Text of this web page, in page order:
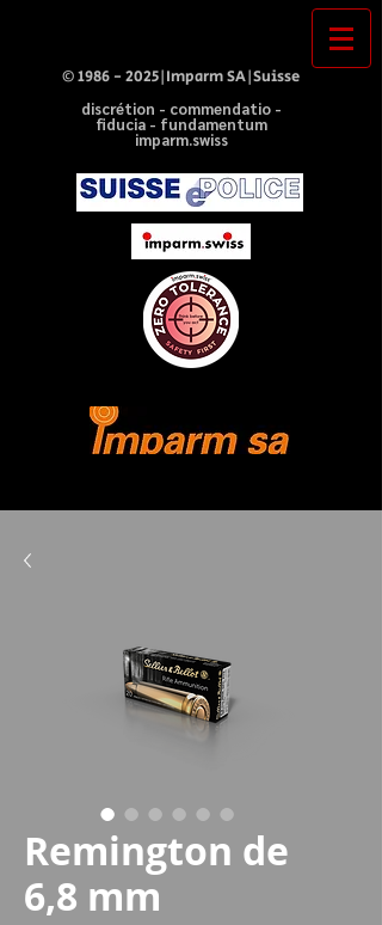
©1986 - 2025|Imparm SA|Suisse
discrétion - commendatio -
fiducia - fundamentum
imparm.swiss
Remington de
6,8 mm